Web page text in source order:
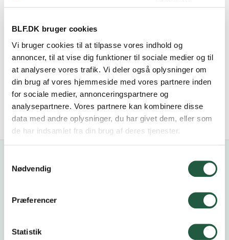
BLF.DK bruger cookies
Vi bruger cookies til at tilpasse vores indhold og
annoncer, til at vise dig funktioner til sociale medier og til
at analysere vores trafik. Vi deler også oplysninger om
din brug af vores hjemmeside med vores partnere inden
for sociale medier, annonceringspartnere og
analysepartnere. Vores partnere kan kombinere disse
data med andre oplysninger, du har givet dem, eller som
de har indsamlet fra din brug af deres tjenester.
Nødvendig
Præferencer
Statistik
Opret
Slet